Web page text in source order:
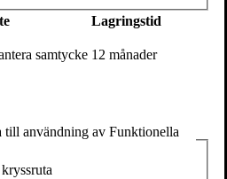
Lagringstid
samtycke 12 månader
till användning av Funktionella